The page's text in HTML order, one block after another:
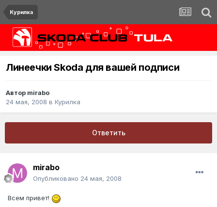
Курилка
Линеечки Skoda для вашей подписи
Автор mirabo
24 мая, 2008 в Курилка
Ответить
mirabo
Опубликовано 24 мая, 2008
Всем привет!